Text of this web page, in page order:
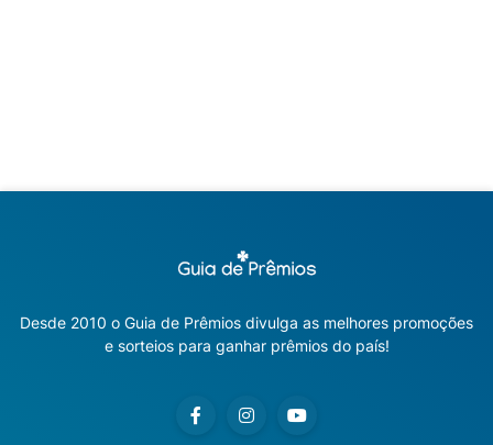
Desde 2010 o Guia de Prêmios divulga as melhores promoções
e sorteios para ganhar prêmios do país!